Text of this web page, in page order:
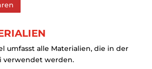
umfasst alle Materialien, die in der
verwendet werden.